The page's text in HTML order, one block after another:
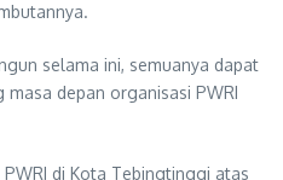
selama ini, semuanya dapat
depan organisasi PWRI
di Kota Tebingtinggi atas